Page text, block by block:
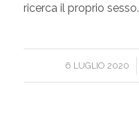
ricerca il proprio sesso.
6 LUGLIO 2020
/